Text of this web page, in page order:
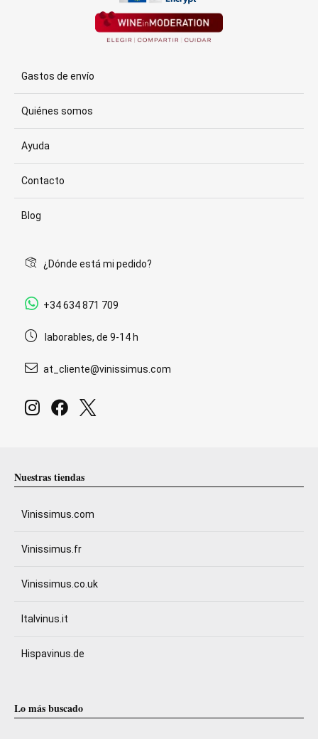
Gastos de envío
Quiénes somos
Ayuda
Contacto
Blog
¿Dónde está mi pedido?
+34 634 871 709
laborables, de 9-14 h
at_cliente@vinissimus.com
Nuestras tiendas
Vinissimus.com
Vinissimus.fr
Vinissimus.co.uk
Italvinus.it
Hispavinus.de
Lo más buscado